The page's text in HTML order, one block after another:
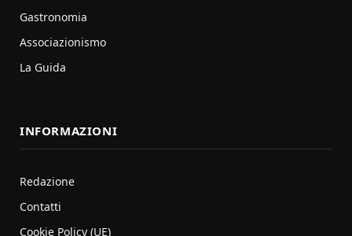
Gastronomia
Associazionismo
La Guida
INFORMAZIONI
Redazione
Contatti
Cookie Policy (UE)